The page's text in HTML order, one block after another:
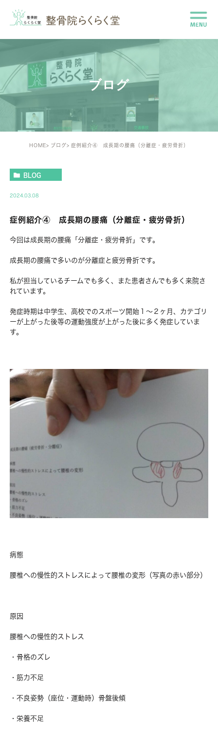
ブログ
HOME ブログ 症例紹介④ 成長期の腰痛（分離症・疲労骨折）
BLOG
2024.03.08
症例紹介④ 成長期の腰痛（分離症・疲労骨折）
今回は成長期の腰痛「分離症・疲労骨折」です。
成長期の腰痛で多いのが分離症と疲労骨折です。
私が担当しているチームでも多く、また患者さんでも多く来院さ
れています。
発症時期は中学生、高校でのスポーツ開始１～２ヶ月、カテゴリ
ーが上がった後等の運動強度が上がった後に多く発症していま
す。
病態
腰椎への慢性的ストレスによって腰椎の変形（写真の赤い部分）
原因
腰椎への慢性的ストレス
・骨格のズレ
・筋力不足
・不良姿勢（座位・運動時）骨盤後傾
・栄養不足